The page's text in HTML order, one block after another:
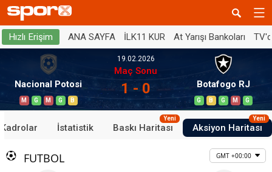
Hızlı Erişim ANA SAYFA İLK11 KUR At Yarışı Bankoları
Nacional Potosi
M G M G B
19.02.2026
Maç Sonu
1 - 0 Botafogo RJ
G B G M G
Kadrolar İstatistik Baskı Haritası
Yeni
Aksiyon Haritası
Yeni
FUTBOL GMT +00:00